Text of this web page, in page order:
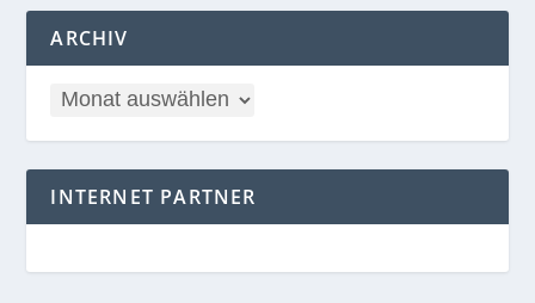
ARCHIV
INTERNET PARTNER